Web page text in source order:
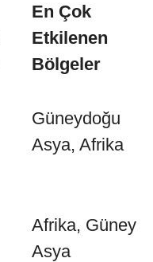
En Çok
Etkilenen
Bölgeler
Güneydoğu
Asya, Afrika
Afrika, Güney
Asya